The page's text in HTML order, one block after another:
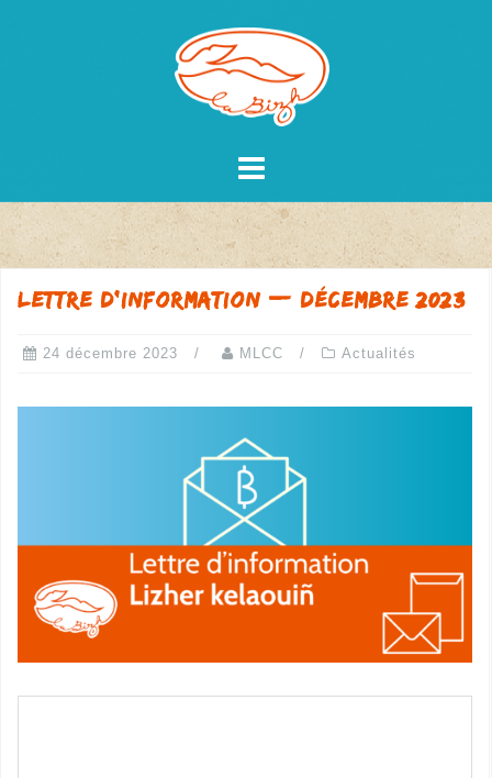
Lettre d’information — décembre 2023
24 décembre 2023 MLCC Actualités